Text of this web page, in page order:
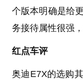
个版本明确是给
务接待属性很强
红点车评
奥迪E7X的选购